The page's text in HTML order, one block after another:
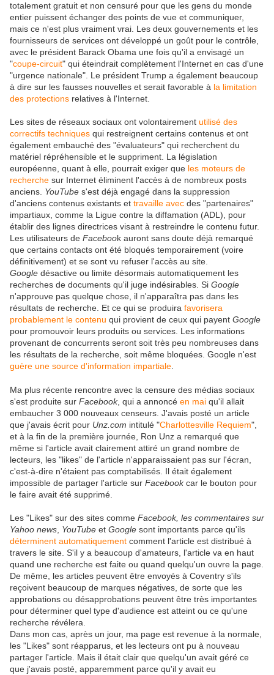
totalement gratuit et non censuré pour que les gens du monde
entier puissent échanger des points de vue et communiquer,
mais ce n'est plus vraiment vrai. Les deux gouvernements et les
fournisseurs de services ont développé un goût pour le contrôle,
avec le président Barack Obama une fois qu'il a envisagé un
"coupe-circuit" qui éteindrait complètement l'Internet en cas d'une
"urgence nationale". Le président Trump a également beaucoup
à dire sur les fausses nouvelles et serait favorable à la limitation
des protections relatives à l'Internet.
Les sites de réseaux sociaux ont volontairement utilisé des
correctifs techniques qui restreignent certains contenus et ont
également embauché des "évaluateurs" qui recherchent du
matériel répréhensible et le suppriment. La législation
européenne, quant à elle, pourrait exiger que les moteurs de
recherche sur Internet éliminent l'accès à de nombreux posts
anciens. YouTube s'est déjà engagé dans la suppression
d'anciens contenus existants et travaille avec des "partenaires"
impartiaux, comme la Ligue contre la diffamation (ADL), pour
établir des lignes directrices visant à restreindre le contenu futur.
Les utilisateurs de Facebook auront sans doute déjà remarqué
que certains contacts ont été bloqués temporairement (voire
définitivement) et se sont vu refuser l'accès au site.
Google désactive ou limite désormais automatiquement les
recherches de documents qu'il juge indésirables. Si Google
n'approuve pas quelque chose, il n'apparaîtra pas dans les
résultats de recherche. Et ce qui se produira favorisera
probablement le contenu qui provient de ceux qui payent Google
pour promouvoir leurs produits ou services. Les informations
provenant de concurrents seront soit très peu nombreuses dans
les résultats de la recherche, soit même bloquées. Google n'est
guère une source d'information impartiale
Ma plus récente rencontre avec la censure des médias sociaux
s'est produite sur Facebook, qui a annoncé en mai qu'il allait
embaucher 3 000 nouveaux censeurs. J'avais posté un article
que j'avais écrit pour Unz.com intitulé "Charlottesville Requiem",
et à la fin de la première journée, Ron Unz a remarqué que
même si l'article avait clairement attiré un grand nombre de
lecteurs, les "likes" de l'article n'apparaissaient pas sur l'écran,
c'est-à-dire n'étaient pas comptabilisés. Il était également
impossible de partager l'article sur Facebookcar le bouton pour
le faire avait été supprimé.
Les "Likes" sur des sites comme Facebook, les commentaires sur
Yahoo news YouTube et Google sont importants parce qu'ils
déterminent automatiquement comment l'article est distribué à
travers le site. S'il y a beaucoup d'amateurs, l'article va en haut
quand une recherche est faite ou quand quelqu'un ouvre la page.
De même, les articles peuvent être envoyés à Coventry s'ils
reçoivent beaucoup de marques négatives, de sorte que les
approbations ou désapprobations peuvent être très importantes
pour déterminer quel type d'audience est atteint ou ce qu'une
recherche révélera.
Dans mon cas, après un jour, ma page est revenue à la normale,
les "Likes" sont réapparus, et les lecteurs ont pu à nouveau
partager l'article. Mais il était clair que quelqu'un avait géré ce
que j'avais posté, apparemment parce qu'il y avait eu